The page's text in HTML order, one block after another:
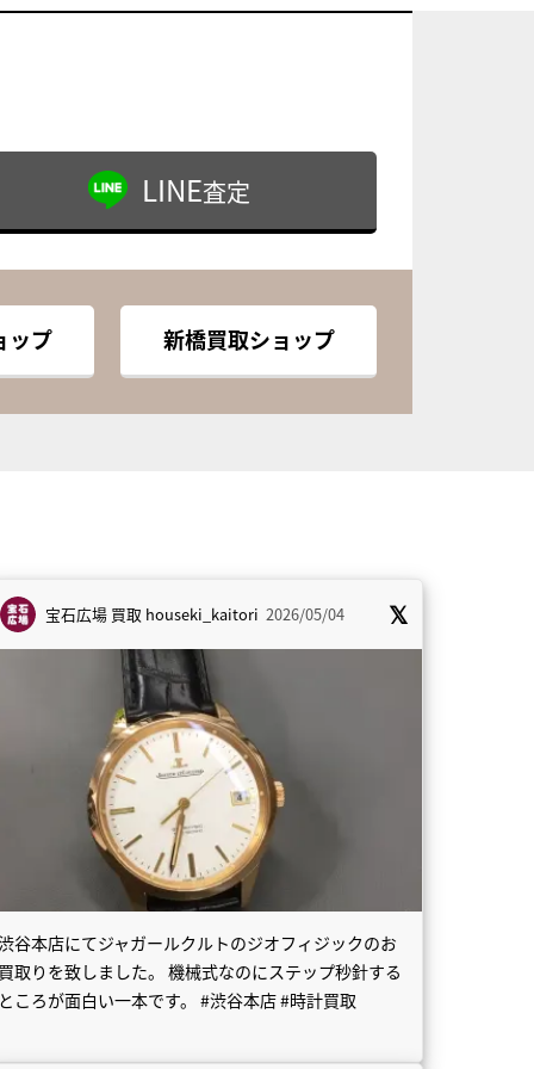
LINE査定
ップ 新橋買取ショップ
宝石広場 買取 houseki_kaitori 2026/05/04
谷本店にてジャガールクルトのジオフィジックのお
買取りを致しました。 機械式なのにステップ秒針する
ところが面白い一本です。 #渋谷本店 #時計買取